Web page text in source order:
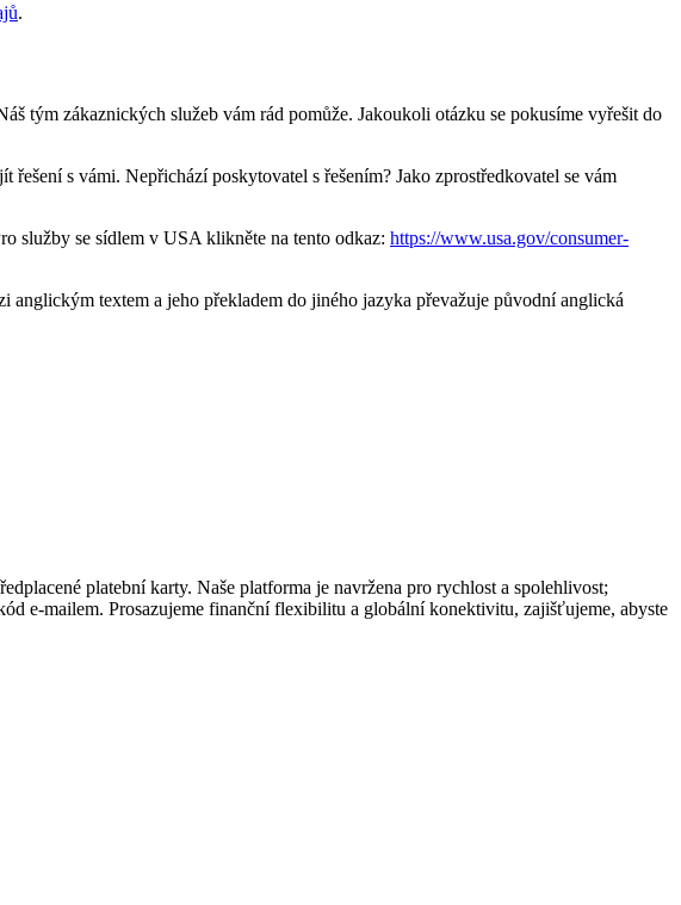
.
tým zákaznických služeb vám rád pomůže. Jakoukoli otázku se pokusíme vyřešit do
s vámi. Nepřichází poskytovatel s řešením? Jako zprostředkovatel se vám
služby se sídlem v USA klikněte na tento odkaz: https://www.usa.gov/consumer-
textem a jeho překladem do jiného jazyka převažuje původní anglická
platební karty. Naše platforma je navržena pro rychlost a spolehlivost;
e-mailem. Prosazujeme finanční flexibilitu a globální konektivitu, zajišťujeme, abyste